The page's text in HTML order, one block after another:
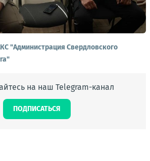
"Администрация Свердловского
на наш Telegram-канал
ПОДПИСАТЬСЯ